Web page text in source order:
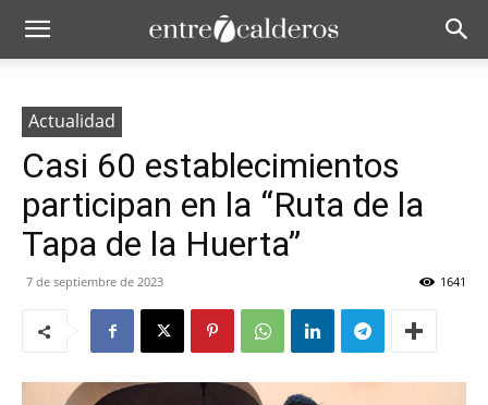
Actualidad
Casi 60 establecimientos
participan en la “Ruta de la
Tapa de la Huerta”
7 de septiembre de 2023 1641